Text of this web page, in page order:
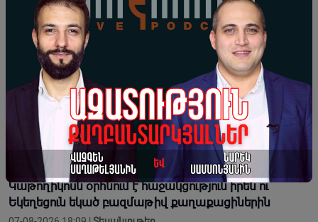
Հոգևորականին միտումնավոր իր ավազանի անունով
կոչելը բացահայտ անհարգալից վերաբերմունք է.
Տեր Եսայի
07-08-2026 18:26 |
Երբ վարչապետ ես, չի նշանակում, որ ինչ ուզես,
կարաս անես, Վեհափառին հեռացնելու
ընթացակարգ չկա
07-08-2026 18:13 |
Կաթողիկոսն օրհնում է հաջակցություն իրեն ու
Եկեղեցուն եկած բազմաթիվ քաղաքացիներին